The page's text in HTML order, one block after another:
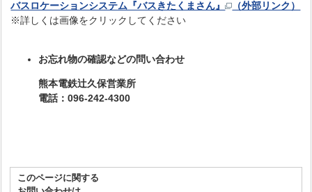
バスロケーションシステム『バスきたくまさん』
（外部リンク）
※詳しくは画像をクリックしてください
お忘れ物の確認などの問い合わせ
熊本電鉄辻󠄀久保営業所
電話：096-242-4300
このページに関する